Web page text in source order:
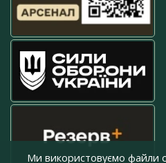
Ми використовуємо файли